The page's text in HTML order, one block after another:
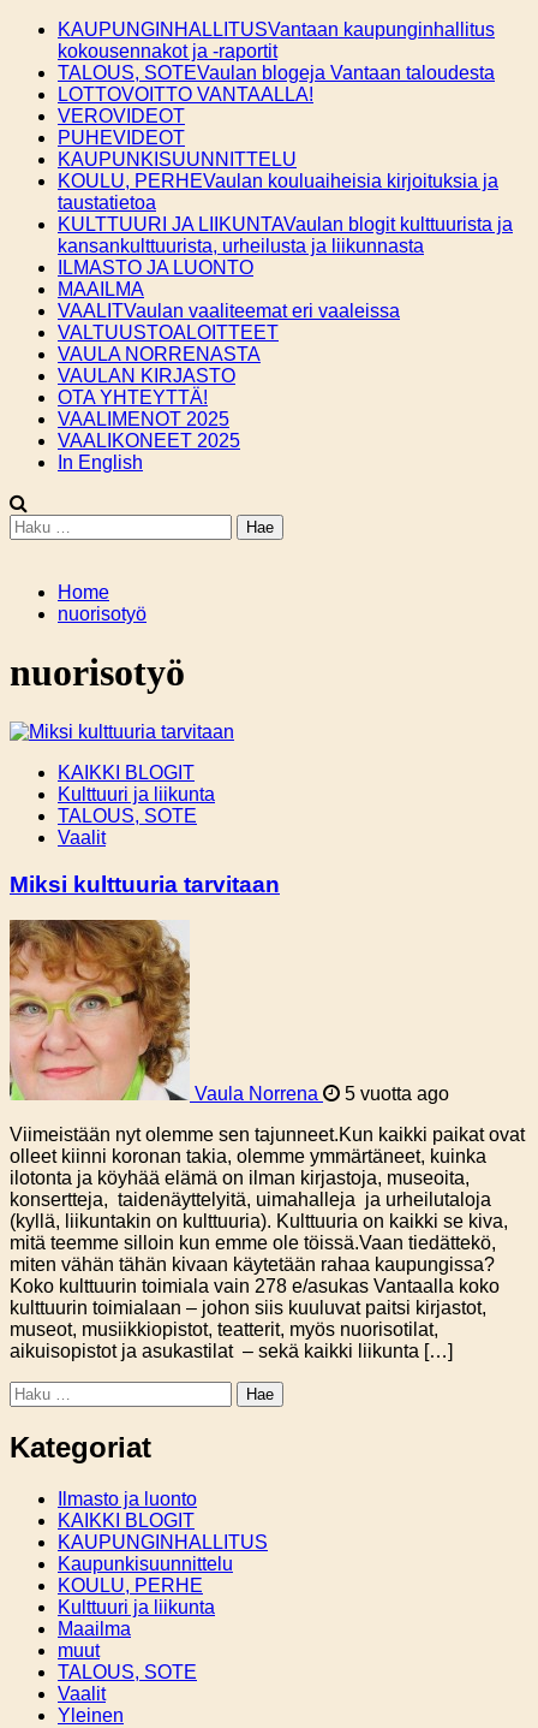
Skip
content
KAUPUNGINHALLITUSVantaan kaupunginhallitus
kokousennakot ja -raportit
TALOUS, SOTEVaulan blogeja Vantaan taloudesta
LOTTOVOITTO VANTAALLA!
VEROVIDEOT
PUHEVIDEOT
KAUPUNKISUUNNITTELU
KOULU, PERHEVaulan kouluaiheisia kirjoituksia ja
taustatietoa
KULTTUURI JA LIIKUNTAVaulan blogit kulttuurista ja
kansankulttuurista, urheilusta ja liikunnasta
ILMASTO JA LUONTO
MAAILMA
VAALITVaulan vaaliteemat eri vaaleissa
VALTUUSTOALOITTEET
VAULA NORRENASTA
VAULAN KIRJASTO
OTA YHTEYTTÄ!
VAALIMENOT 2025
VAALIKONEET 2025
In English
Haku:
Home
nuorisotyö
nuorisotyö
KAIKKI BLOGIT
Kulttuuri ja liikunta
TALOUS, SOTE
Vaalit
Miksi kulttuuria tarvitaan
Vaula Norrena
5 vuotta ago
Viimeistään nyt olemme sen tajunneet.Kun kaikki paikat ovat
olleet kiinni koronan takia, olemme ymmärtäneet, kuinka
ilotonta ja köyhää elämä on ilman kirjastoja, museoita,
konsertteja, taidenäyttelyitä, uimahalleja ja urheilutaloja
(kyllä, liikuntakin on kulttuuria). Kulttuuria on kaikki se kiva,
mitä teemme silloin kun emme ole töissä.Vaan tiedättekö,
miten vähän tähän kivaan käytetään rahaa kaupungissa?
Koko kulttuurin toimiala vain 278 e/asukas Vantaalla koko
kulttuurin toimialaan – johon siis kuuluvat paitsi kirjastot,
museot, musiikkiopistot, teatterit, myös nuorisotilat,
aikuisopistot ja asukastilat – sekä kaikki liikunta […]
Haku:
Kategoriat
Ilmasto ja luonto
KAIKKI BLOGIT
KAUPUNGINHALLITUS
Kaupunkisuunnittelu
KOULU, PERHE
Kulttuuri ja liikunta
Maailma
muut
TALOUS, SOTE
Vaalit
Yleinen